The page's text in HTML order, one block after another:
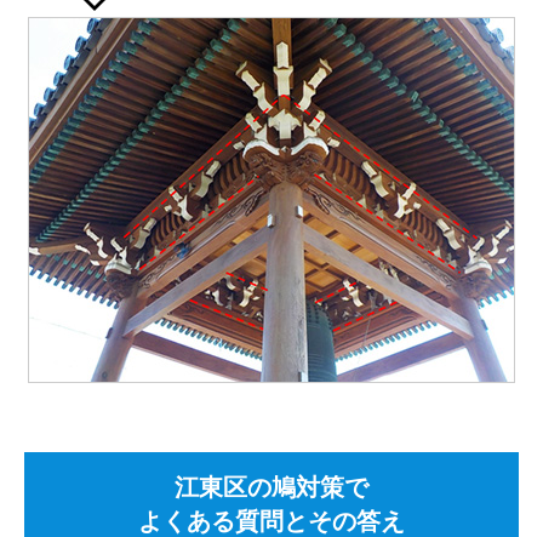
江東区の鳩対策で
よくある質問とその答え